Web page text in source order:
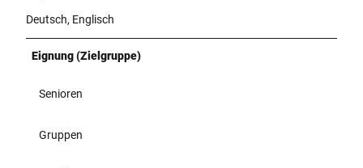
Deutsch, Englisch
Eignung (Zielgruppe)
Senioren
Gruppen